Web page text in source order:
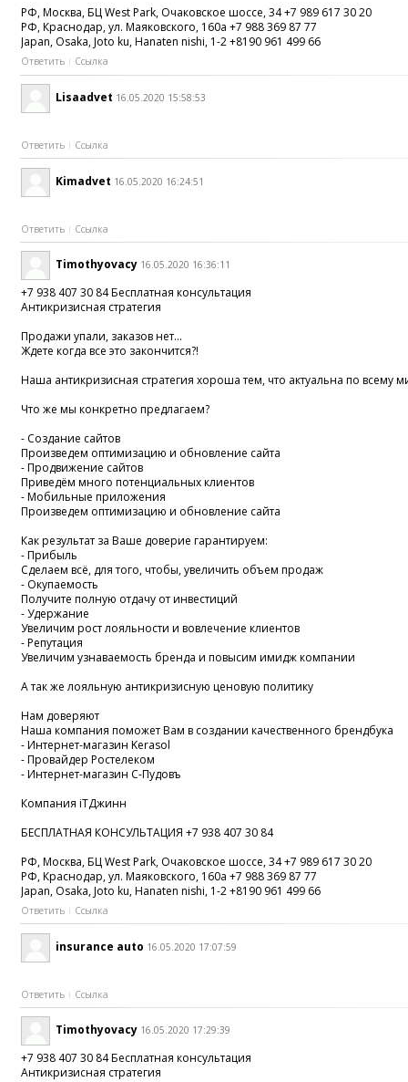
РФ, Москва, БЦ West Park, Очаковское шоссе, 34 +7 989 617 30 20
РФ, Краснодар, ул. Маяковского, 160а +7 988 369 87 77
Japan, Osaka, Joto ku, Hanaten nishi, 1-2 +8190 961 499 66
Ответить Ссылка
Lisaadvet 16.05.2020 15:58:53
Ответить Ссылка
Kimadvet 16.05.2020 16:24:51
Ответить Ссылка
Timothyovacy 16.05.2020 16:36:11
+7 938 407 30 84 Бесплатная консультация
Антикризисная стратегия
Продажи упали, заказов нет...
Ждете когда все это закончится?!
Наша антикризисная стратегия хороша тем, что актуальна по
Что же мы конкретно предлагаем?
- Создание сайтов
Произведем оптимизацию и обновление сайта
- Продвижение сайтов
Приведём много потенциальных клиентов
- Мобильные приложения
Произведем оптимизацию и обновление сайта
Как результат за Ваше доверие гарантируем:
- Прибыль
Сделаем всё, для того, чтобы, увеличить объем продаж
- Окупаемость
Получите полную отдачу от инвестиций
- Удержание
Увеличим рост лояльности и вовлечение клиентов
- Репутация
Увеличим узнаваемость бренда и повысим имидж компании
А так же лояльную антикризисную ценовую политику
Нам доверяют
Наша компания поможет Вам в создании качественного брендбука
- Интернет-магазин Kerasol
- Провайдер Ростелеком
- Интернет-магазин С-Пудовъ
Компания iTДжинн
БЕСПЛАТНАЯ КОНСУЛЬТАЦИЯ +7 938 407 30 84
РФ, Москва, БЦ West Park, Очаковское шоссе, 34 +7 989 617 30 20
РФ, Краснодар, ул. Маяковского, 160а +7 988 369 87 77
Japan, Osaka, Joto ku, Hanaten nishi, 1-2 +8190 961 499 66
Ответить Ссылка
insurance auto 16.05.2020 17:07:59
Ответить Ссылка
Timothyovacy 16.05.2020 17:29:39
+7 938 407 30 84 Бесплатная консультация
Антикризисная стратегия